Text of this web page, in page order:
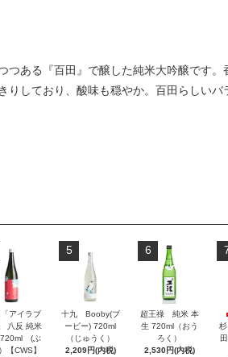
つある『百田』で醸した純米大吟醸です
りしており、酸味も穏やか。百田らしい
アイラブ
八反 純米
720ml (ぶ
【CWS】
5
十九 Booby(ブ
ービー) 720ml
（じゅうく）
2,209円(内税)
6
超王祿 純米 本
生 720ml（おう
ろく）
2,530円(内税)